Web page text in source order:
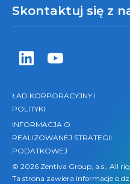
Zentiva LinkedIn
Zentiva YouTube
Skontaktuj się z
ŁAD KORPORACYJNY I
POLITYKI
INFORMACJA O
REALIZOWANEJ STRATEGII
PODATKOWEJ
© 2026 Zentiva Group, a.s., All
Ta strona zawiera informacje o